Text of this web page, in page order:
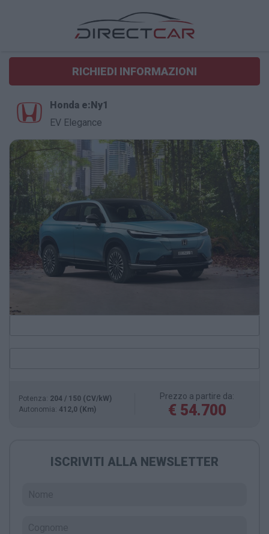
RICHIEDI INFORMAZIONI
Honda e:Ny1
EV Elegance
Potenza: 204 / 150 (CV/kW)
Autonomia: 412,0 (Km)
Prezzo a partire da:
€ 54.700
ISCRIVITI ALLA NEWSLETTER